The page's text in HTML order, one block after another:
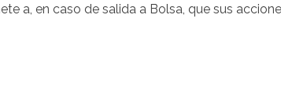
a, en caso de salida a Bolsa, que sus